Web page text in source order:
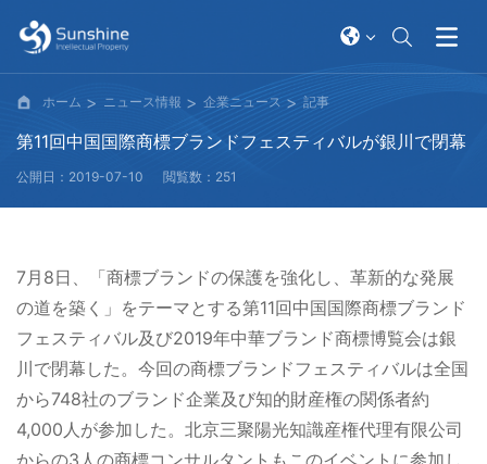
ホーム ニュース情報 企業ニュース 記事
第11回中国国際商標ブランドフェスティバルが銀川で閉幕
公開日：2019-07-10 閲覧数：251
7月8日、「商標ブランドの保護を強化し、革新的な発展
の道を築く」をテーマとする第11回中国国際商標ブランド
フェスティバル及び2019年中華ブランド商標博覧会は銀
川で閉幕した。今回の商標ブランドフェスティバルは全国
から748社のブランド企業及び知的財産権の関係者約
4,000人が参加した。北京三聚陽光知識産権代理有限公司
からの3人の商標コンサルタントもこのイベントに参加し